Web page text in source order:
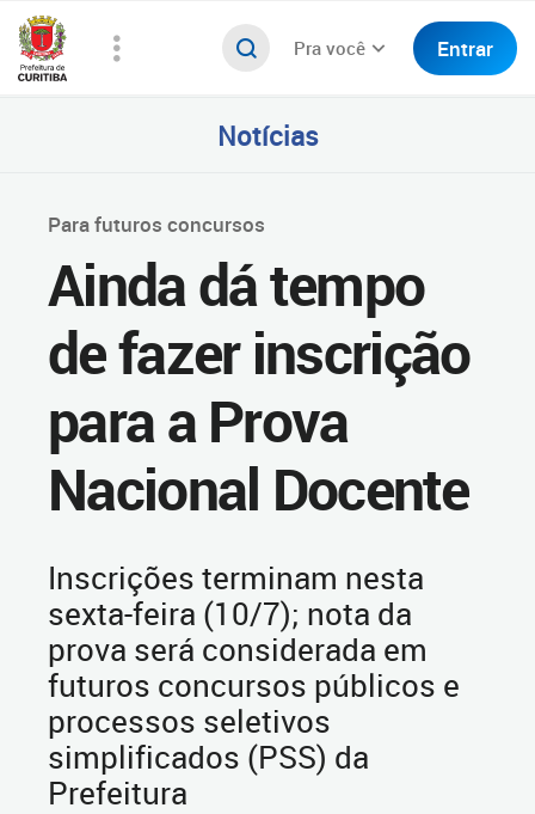
Pra você Entrar
Notícias
Para futuros concursos
Ainda dá tempo
de fazer inscrição
para a Prova
Nacional Docente
Inscrições terminam nesta
sexta-feira (10/7); nota da
prova será considerada em
futuros concursos públicos e
processos seletivos
simplificados (PSS) da
Prefeitura